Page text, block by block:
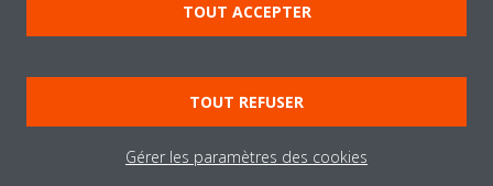
Copyright © Daikin
Mentions légales
Avis relatif aux cookies
Politique de confidentialité des données
TOUT ACCEPTER
TOUT REFUSER
Gérer les paramètres des cookies